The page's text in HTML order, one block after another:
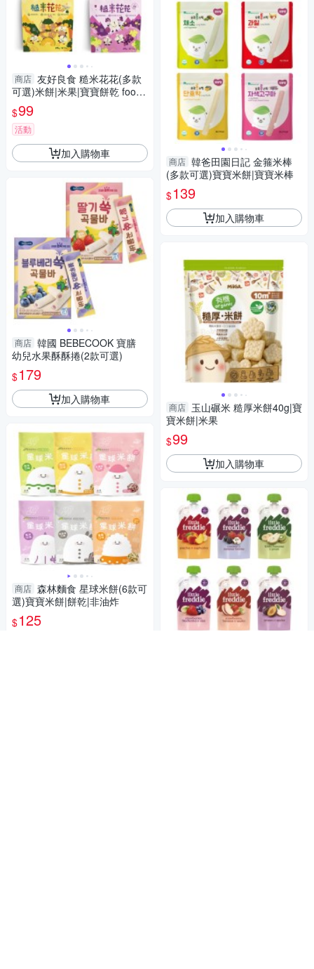
商店 友好良食 糙米花花(多款
可選)米餅|米果|寶寶餅乾 food
超人聯名款
$99
活動
加入購物車
商店 韓國 BEBECOOK 寶膳
幼兒水果酥酥捲(2款可選)
$179
加入購物車
商店 森林麵食 星球米餅(6款可
選)寶寶米餅|餅乾|非油炸
$125
商店 韓爸田園日記 金箍米棒
(多款可選)寶寶米餅|寶寶米棒
$139
加入購物車
商店 玉山碾米 糙厚米餅40g|寶
寶米餅|米果
$99
加入購物車